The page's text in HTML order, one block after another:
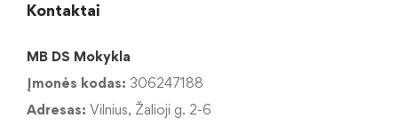
Kontaktai
MB DS Mokykla
Įmonės kodas: 306247188
Adresas: Vilnius, Žalioji g. 2-6